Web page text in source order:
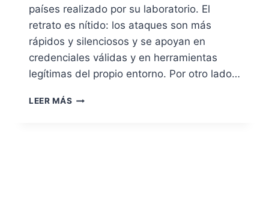
países realizado por su laboratorio. El
retrato es nítido: los ataques son más
rápidos y silenciosos y se apoyan en
credenciales válidas y en herramientas
legítimas del propio entorno. Por otro lado…
LEER MÁS BITDEFENDER